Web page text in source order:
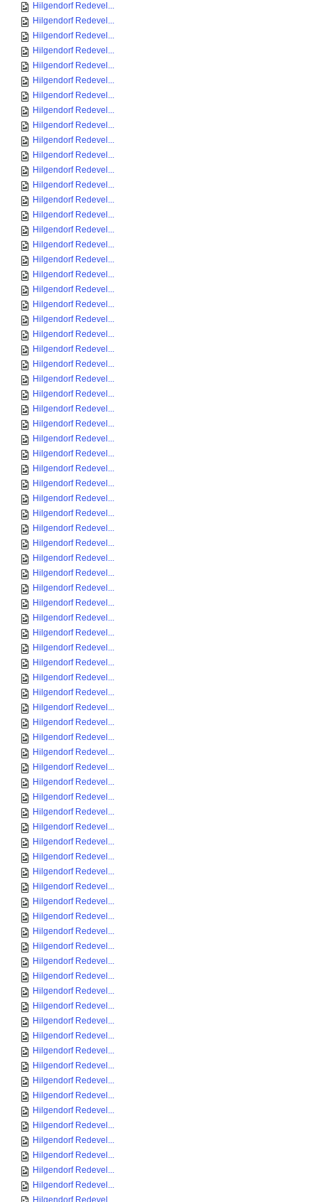
Hilgendorf Redevel...
Hilgendorf Redevel...
Hilgendorf Redevel...
Hilgendorf Redevel...
Hilgendorf Redevel...
Hilgendorf Redevel...
Hilgendorf Redevel...
Hilgendorf Redevel...
Hilgendorf Redevel...
Hilgendorf Redevel...
Hilgendorf Redevel...
Hilgendorf Redevel...
Hilgendorf Redevel...
Hilgendorf Redevel...
Hilgendorf Redevel...
Hilgendorf Redevel...
Hilgendorf Redevel...
Hilgendorf Redevel...
Hilgendorf Redevel...
Hilgendorf Redevel...
Hilgendorf Redevel...
Hilgendorf Redevel...
Hilgendorf Redevel...
Hilgendorf Redevel...
Hilgendorf Redevel...
Hilgendorf Redevel...
Hilgendorf Redevel...
Hilgendorf Redevel...
Hilgendorf Redevel...
Hilgendorf Redevel...
Hilgendorf Redevel...
Hilgendorf Redevel...
Hilgendorf Redevel...
Hilgendorf Redevel...
Hilgendorf Redevel...
Hilgendorf Redevel...
Hilgendorf Redevel...
Hilgendorf Redevel...
Hilgendorf Redevel...
Hilgendorf Redevel...
Hilgendorf Redevel...
Hilgendorf Redevel...
Hilgendorf Redevel...
Hilgendorf Redevel...
Hilgendorf Redevel...
Hilgendorf Redevel...
Hilgendorf Redevel...
Hilgendorf Redevel...
Hilgendorf Redevel...
Hilgendorf Redevel...
Hilgendorf Redevel...
Hilgendorf Redevel...
Hilgendorf Redevel...
Hilgendorf Redevel...
Hilgendorf Redevel...
Hilgendorf Redevel...
Hilgendorf Redevel...
Hilgendorf Redevel...
Hilgendorf Redevel...
Hilgendorf Redevel...
Hilgendorf Redevel...
Hilgendorf Redevel...
Hilgendorf Redevel...
Hilgendorf Redevel...
Hilgendorf Redevel...
Hilgendorf Redevel...
Hilgendorf Redevel...
Hilgendorf Redevel...
Hilgendorf Redevel...
Hilgendorf Redevel...
Hilgendorf Redevel...
Hilgendorf Redevel...
Hilgendorf Redevel...
Hilgendorf Redevel...
Hilgendorf Redevel...
Hilgendorf Redevel...
Hilgendorf Redevel...
Hilgendorf Redevel...
Hilgendorf Redevel...
Hilgendorf Redevel...
Hilgendorf Redevel...